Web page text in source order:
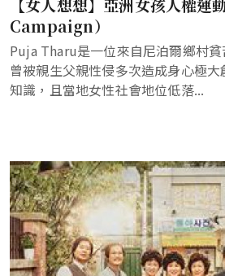
【女人想想】亞洲女孩人權
Campaign）
Puja Tharu是一位來自尼泊爾鄉村貧
曾被親生父親性侵多次造成身心極
知識，且當地女性社會地位低落...